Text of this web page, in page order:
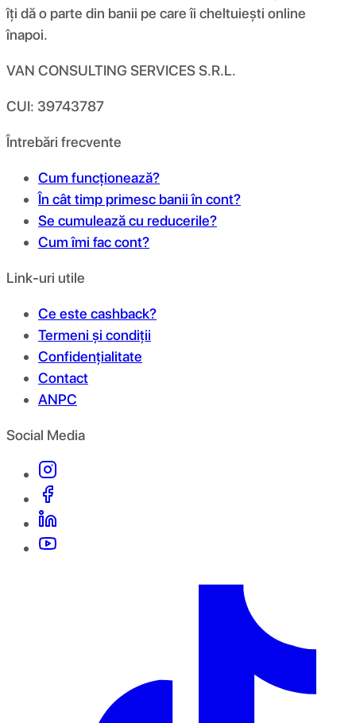
îți dă o parte din banii pe care îi cheltuiești online
înapoi.
VAN CONSULTING SERVICES S.R.L.
CUI: 39743787
Întrebări frecvente
Cum funcționează?
În cât timp primesc banii în cont?
Se cumulează cu reducerile?
Cum îmi fac cont?
Link-uri utile
Ce este cashback?
Termeni și condiții
Confidențialitate
Contact
ANPC
Social Media